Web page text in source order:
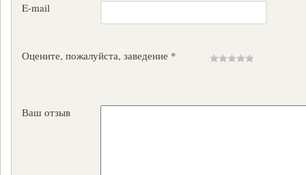
E-mail
Оцените, пожалуйста, заведение *
Ваш отзыв